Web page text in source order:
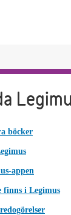
böcker
appen
finns i Legimus